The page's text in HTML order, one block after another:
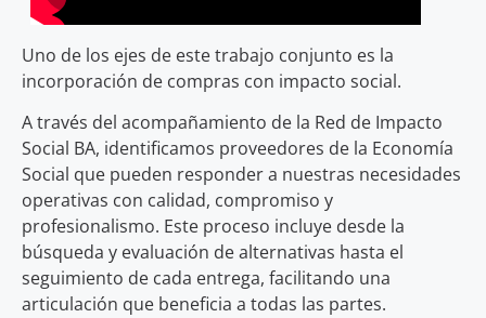
Uno de los ejes de este trabajo conjunto es la
incorporación de compras con impacto social.
A través del acompañamiento de la Red de Impacto
Social BA, identificamos proveedores de la Economía
Social que pueden responder a nuestras necesidades
operativas con calidad, compromiso y
profesionalismo. Este proceso incluye desde la
búsqueda y evaluación de alternativas hasta el
seguimiento de cada entrega, facilitando una
articulación que beneficia a todas las partes.